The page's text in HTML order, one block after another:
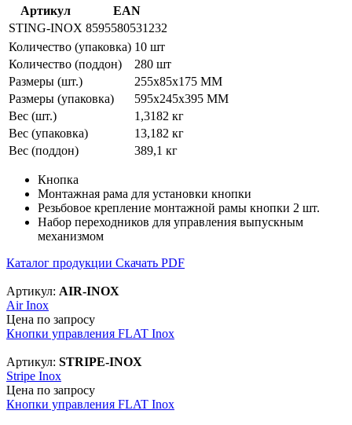
Артикул
EAN
STING-INOX 8595580531232
Количество (упаковка) 10 шт
Количество (поддон)
280 шт
Размеры (шт.)
255x85x175 MM
Размеры (упаковка)
595x245x395 MM
Вес (шт.)
1,3182 кг
Вес (упаковка)
13,182 кг
Вес (поддон)
389,1 кг
Кнопка
Монтажная рама для установки кнопки
Резьбовое крепление монтажной рамы кнопки 2 шт.
Набор переходников для управления выпускным
механизмом
Каталог продукции Скачать PDF
Артикул: AIR-INOX
Air Inox
Цена по запросу
Кнопки управления FLAT Inox
Артикул: STRIPE-INOX
Stripe Inox
Цена по запросу
Кнопки управления FLAT Inox